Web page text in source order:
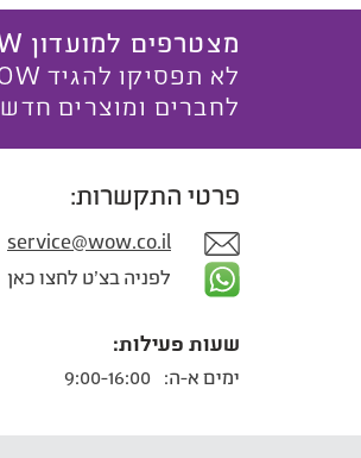
מצטרפים למועדון WOW
לחברים ומוצרים
פרטי התקשרות:
service@wow.co.il
לפניה בצ'ט לחצו כאן
שעות פעילות:
ימים א-ה: